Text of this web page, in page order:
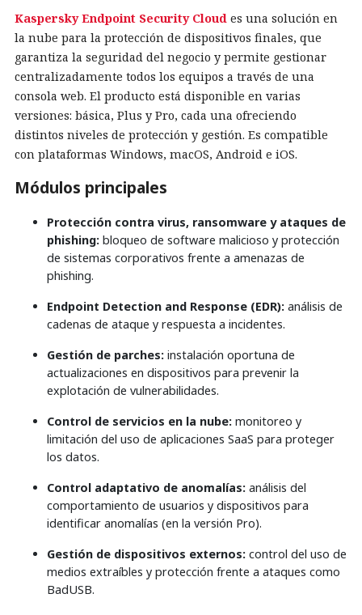
Kaspersky Endpoint Security Cloud es una solución en
la nube para la protección de dispositivos finales, que
garantiza la seguridad del negocio y permite gestionar
centralizadamente todos los equipos a través de una
consola web. El producto está disponible en varias
versiones: básica, Plus y Pro, cada una ofreciendo
distintos niveles de protección y gestión. Es compatible
con plataformas Windows, macOS, Android e iOS.
Módulos principales
Protección contra virus, ransomware y ataques de
phishing: bloqueo de software malicioso y protección
de sistemas corporativos frente a amenazas de
phishing.
Endpoint Detection and Response (EDR): análisis de
cadenas de ataque y respuesta a incidentes.
Gestión de parches: instalación oportuna de
actualizaciones en dispositivos para prevenir la
explotación de vulnerabilidades.
Control de servicios en la nube: monitoreo y
limitación del uso de aplicaciones SaaS para proteger
los datos.
Control adaptativo de anomalías: análisis del
comportamiento de usuarios y dispositivos para
identificar anomalías (en la versión Pro).
Gestión de dispositivos externos: control del uso de
medios extraíbles y protección frente a ataques como
BadUSB.